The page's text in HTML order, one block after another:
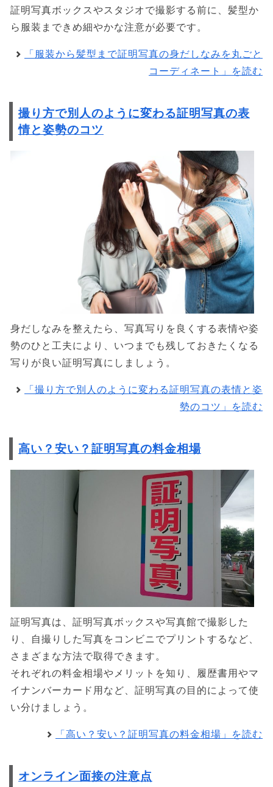
証明写真ボックスやスタジオで撮影する前に、髪型か
ら服装まできめ細やかな注意が必要です。
「服装から髪型まで証明写真の身だしなみを丸ごと
コーディネート」を読む
撮り方で別人のように変わる証明写真の表
情と姿勢のコツ
身だしなみを整えたら、写真写りを良くする表情や姿
勢のひと工夫により、いつまでも残しておきたくなる
写りが良い証明写真にしましょう。
「撮り方で別人のように変わる証明写真の表情と姿
勢のコツ」を読む
高い？安い？証明写真の料金相場
証明写真は、証明写真ボックスや写真館で撮影した
り、自撮りした写真をコンビニでプリントするなど、
さまざまな方法で取得できます。
それぞれの料金相場やメリットを知り、履歴書用やマ
イナンバーカード用など、証明写真の目的によって使
い分けましょう。
「高い？安い？証明写真の料金相場」を読む
オンライン面接の注意点